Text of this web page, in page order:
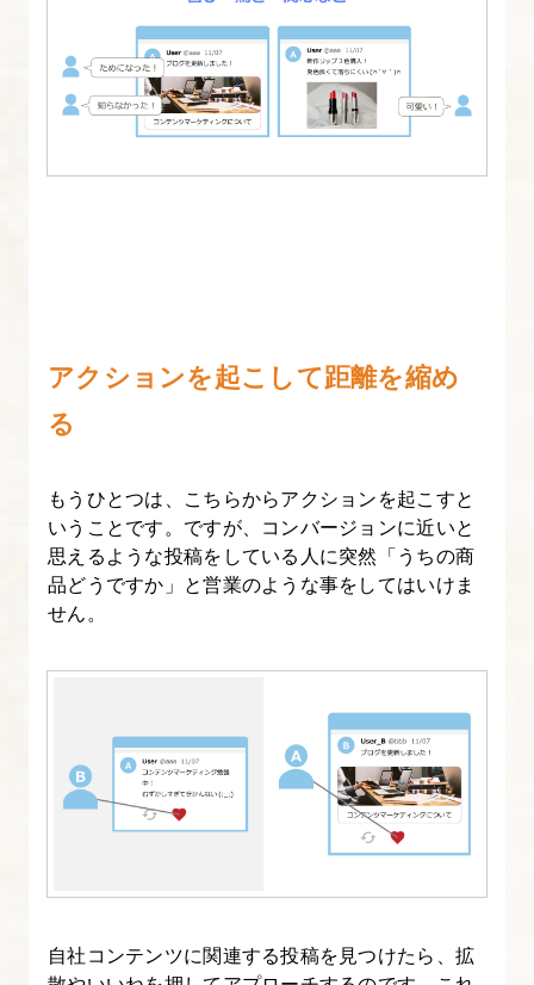
アクションを起こして距離を縮め
る
もうひとつは、こちらからアクションを起こすと
いうことです。ですが、コンバージョンに近いと
思えるような投稿をしている人に突然「うちの商
品どうですか」と営業のような事をしてはいけま
せん。
自社コンテンツに関連する投稿を見つけたら、拡